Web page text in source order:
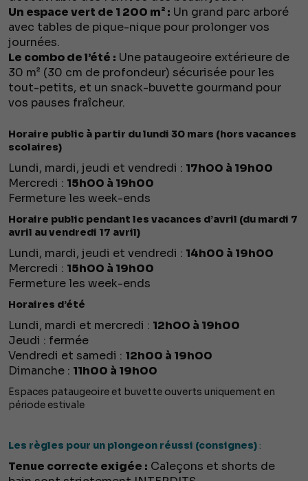
Un espace vert de 1 200 m² : Un grand parc arboré
avec tables de pique-nique pour prolonger vos
journées.
Le combo de l’été : Une pataugeoire extérieure de
30 m² (30 cm de profondeur) sécurisée pour les
tout-petits, et un snack-buvette gourmand pour
vos pauses fraîcheur.
Horaire public à partir du lundi 30 mars (hors vacances
scolaires)
Lundi, mardi, jeudi et vendredi : 17h00 à 19h00
Mercredi : 15h00 à 19h00
Fermeture les week-ends
Horaire public pendant les vacances d’avril (du mardi 7
avril au vendredi 17 avril)
Lundi, mardi, jeudi et vendredi : 14h00 à 19h00
Mercredi : 15h00 à 19h00
Fermeture les week-ends
Horaires d’été
Lundi, mardi et mercredi : 12h00 à 19h00
Jeudi : fermée
Vendredi et samedi : 12h00 à 19h00
Dimanche : 11h00 à 19h00
Espaces pataugeoire et buvette ouverts uniquement en
période estivale
Les règles pour un plongeon réussi (consignes):
Tenue correcte exigée : Caleçons et shorts de